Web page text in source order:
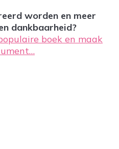
worden en meer
dankbaarheid?
boek en maak